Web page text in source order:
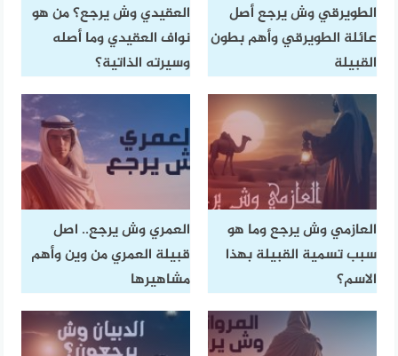
الطويرقي وش يرجع أصل
عائلة الطويرقي وأهم بطون
القبيلة
العقيدي وش يرجع؟ من هو
نواف العقيدي وما أصله
وسيرته الذاتية؟
العازمي وش يرجع وما هو
سبب تسمية القبيلة بهذا
الاسم؟
العمري وش يرجع.. اصل
قبيلة العمري من وين وأهم
مشاهيرها